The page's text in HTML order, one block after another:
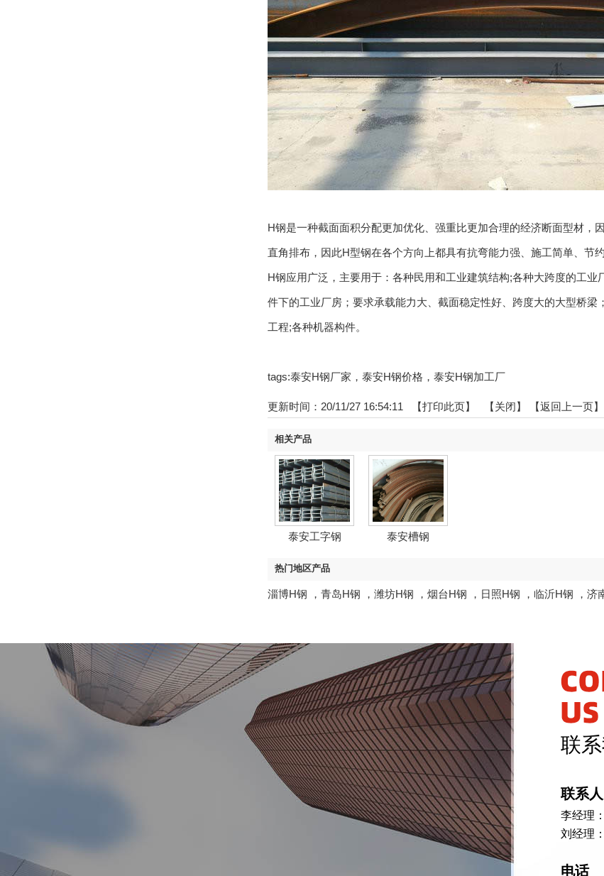
H钢是一种截面面积分配更加优化、强重比更加合理的经济断面型材，
直角排布，因此H型钢在各个方向上都具有抗弯能力强、施工简单、节
H钢应用广泛，主要用于：各种民用和工业建筑结构;各种大跨度的工
件下的工业厂房；要求承载能力大、截面稳定性好、跨度大的大型桥
工程;各种机器构件。
tags:泰安H钢厂家，泰安H钢价格，泰安H钢加工厂
更新时间：20/11/27 16:54:11 【打印此页】 【关闭】 【返回上一页】
相关产品
泰安工字钢 泰安槽钢
热门地区产品
淄博H钢 ， 青岛H钢 ， 潍坊H钢 ， 烟台H钢 ， 日照H钢 ， 临沂H钢 ， 济
联
联系人
李经理
刘经理
电话